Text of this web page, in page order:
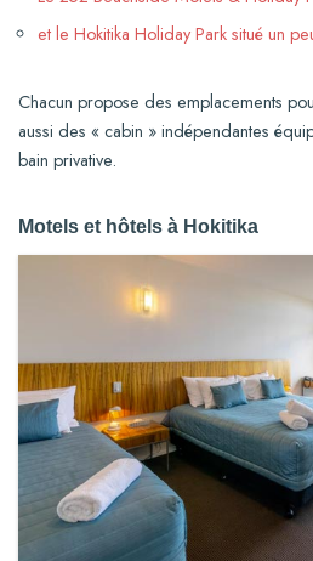
et le Hokitika Holiday Park situé un
Chacun propose des emplacements
aussi des « cabin » indépendantes
bain privative.
Motels et hôtels à Hokitika